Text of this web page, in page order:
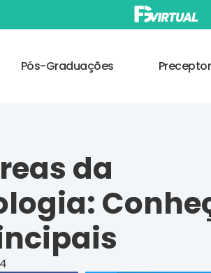
Pós-Graduações
da